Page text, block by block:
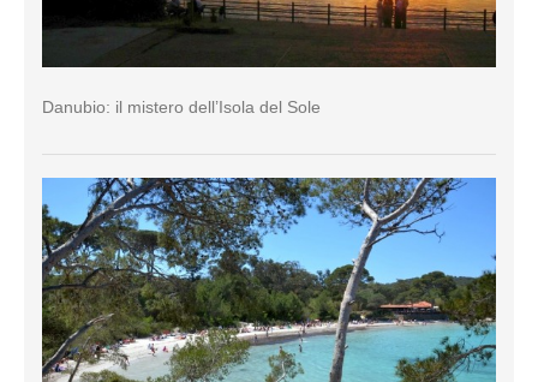
Danubio: il mistero dell’Isola del Sole